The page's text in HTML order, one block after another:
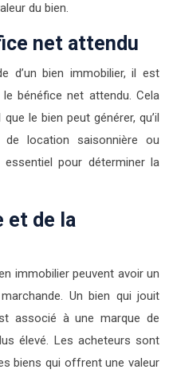
du bien.
net attendu
d’un bien immobilier, il est
bénéfice net attendu. Cela
le bien peut générer, qu’il
de location saisonnière ou
pour déterminer la
et de la
immobilier peuvent avoir un
Un bien qui jouit
associé à une marque de
élevé. Les acheteurs sont
biens qui offrent une valeur